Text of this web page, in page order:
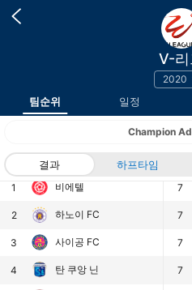
V-리
2020
팀순위 일정
Champion
결과 하프타임
랭킹 팀
1 비에텔
2 하노이 FC
3 사이공 FC
4 탄 쿠앙 닌
7
7
7
7